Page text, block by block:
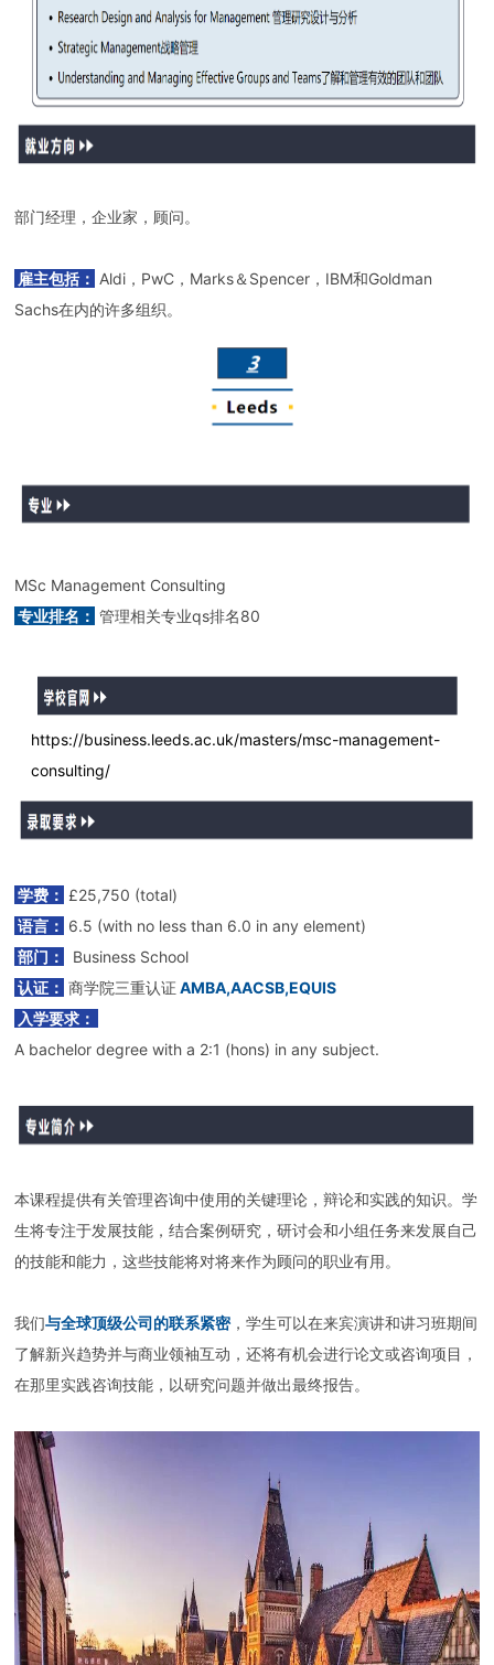
部门经理，企业家，顾问。
雇主包括： Aldi，PwC，Marks＆Spencer，IBM和Goldman
Sachs在内的许多组织。
MSc Management Consulting
专业排名： 管理相关专业qs排名80
https://business.leeds.ac.uk/masters/msc-management-
consulting/
学费： £25,750 (total)
语言： 6.5 (with no less than 6.0 in any element)
部门：
Business School
认证： 商学院三重认证 AMBA,AACSB,EQUIS
入学要求：
A bachelor degree with a 2:1 (hons) in any subject.
本课程提供有关管理咨询中使用的关键理论，辩论和实践的知识。学
生将专注于发展技能，结合案例研究，研讨会和小组任务来发展自己
的技能和能力，这些技能将对将来作为顾问的职业有用。
我们与全球顶级公司的联系紧密，学生可以在来宾演讲和讲习班期间
了解新兴趋势并与商业领袖互动，还将有机会进行论文或咨询项目，
在那里实践咨询技能，以研究问题并做出最终报告。